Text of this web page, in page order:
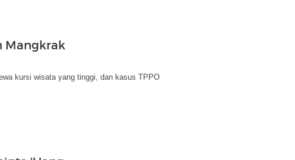
Mangkrak
kursi wisata yang tinggi, dan kasus TPPO